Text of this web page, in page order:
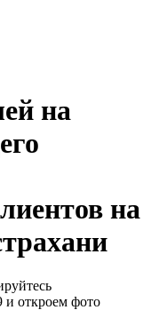
на
на
и откроем фото